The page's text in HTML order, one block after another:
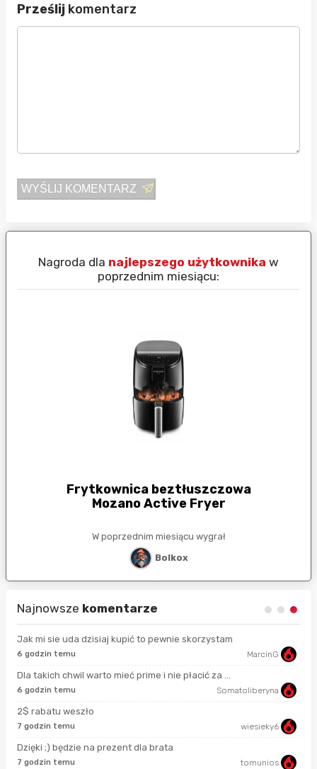
Prześlij komentarz
WYŚLIJ KOMENTARZ
Nagroda dla najlepszego użytkownika w
poprzednim miesiącu:
Frytkownica beztłuszczowa
Mozano Active Fryer
W poprzednim miesiącu wygrał
Bolkox
Najnowsze komentarze
Jak mi sie uda dzisiaj kupić to pewnie skorzystam
6 godzin temu MarcinG
Dla takich chwil warto mieć prime i nie płacić za ...
6 godzin temu Somatoliberyna
2$ rabatu weszło
7 godzin temu wiesieky6
Dzięki ;) będzie na prezent dla brata
7 godzin temu tomunios